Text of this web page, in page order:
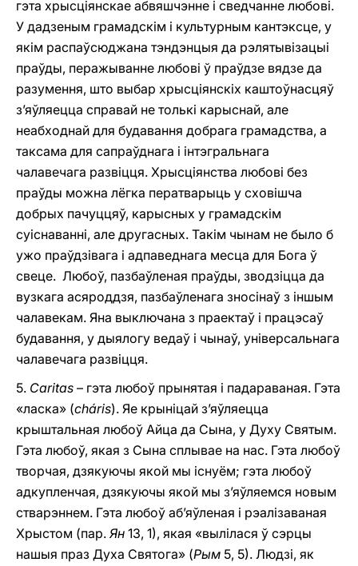
гэта хрысціянскае абвяшчэнне i сведчанне любові.
У дадзеным грамадскім і культурным кантэксце, у
якім распаўсюджана тэндэнцыя да рэлятывізацыі
праўды, перажыванне любові ў праўдзе вядзе да
разумення, што выбар хрысціянскіх каштоўнасцяў
з’яўляецца справай не толькі карыснай, але
неабходнай для будавання добрага грамадства, а
таксама для сапраўднага і інтэгральнага
чалавечага развіцця. Хрысціянства любові без
праўды можна лёгка ператварыць у сховішча
добрых пачуццяў, карысных у грамадскім
суіснаванні, але другасных. Такім чынам не было б
ужо праўдзівага і адпаведнага месца для Бога ў
свеце. Любоў, пазбаўленая праўды, зводзіцца да
вузкага асяроддзя, пазбаўленага зносінаў з іншым
чалавекам. Яна выключана з праектаў i працэсаў
будавання, у дыялогу ведаў i чынаў, універсальнага
чалавечага развіцця.
5. Caritas – гэта любоў прынятая i падараваная. Гэта
«ласка» (cháris). Яе крыніцай з’яўляецца
крыштальная любоў Айца да Сына, у Духу Святым.
Гэта любоў, якая з Сына сплывае на нас. Гэта любоў
творчая, дзякуючы якой мы існуём; гэта любоў
адкупленчая, дзякуючы якой мы з’яўляемся новым
стварэннем. Гэта любоў аб’яўленая i рэалізаваная
Хрыстом (пар. Ян 13, 1), якая «вылілася ў сэрцы
нашыя праз Духа Святога» (Рым 5, 5). Людзі, як